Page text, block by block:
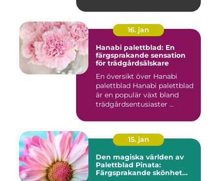
16. jan
Hanabi palettblad: En
färgsprakande sensation
för trädgårdsälskare
En översikt över Hanabi
palettblad Hanabi palettblad
är en populär växt bland
trädgårdsentusiaster ...
15. jan
Den magiska världen av
Palettblad Pinata:
Färgsprakande skönhet